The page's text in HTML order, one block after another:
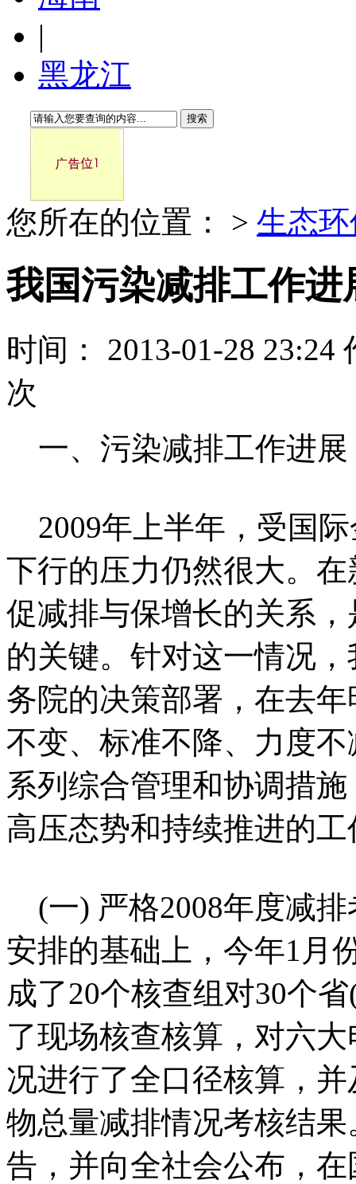
|
黑龙江
搜索
您所在的位置： > 生态
我国污染减排工作
时间： 2013-01-28
次
一、污染减排工作进展
2009年上半年，受国
下行的压力仍然很大。
促减排与保增长的关系
的关键。针对这一情况
务院的决策部署，在去
不变、标准不降、力度
系列综合管理和协调措
高压态势和持续推进的
(一) 严格2008年度减
安排的基础上，今年1月
成了20个核查组对30个
了现场核查核算，对六
况进行了全口径核算，
物总量减排情况考核结
告，并向全社会公布，